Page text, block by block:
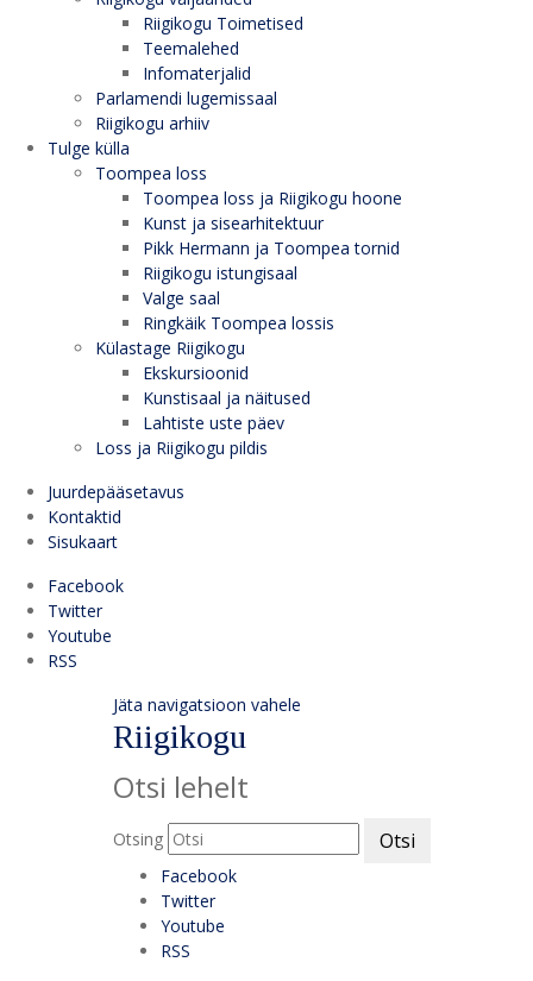
Riigikogu Toimetised
Teemalehed
Infomaterjalid
Parlamendi lugemissaal
Riigikogu arhiiv
Tulge külla
Toompea loss
Toompea loss ja Riigikogu hoone
Kunst ja sisearhitektuur
Pikk Hermann ja Toompea tornid
Riigikogu istungisaal
Valge saal
Ringkäik Toompea lossis
Külastage Riigikogu
Ekskursioonid
Kunstisaal ja näitused
Lahtiste uste päev
Loss ja Riigikogu pildis
Juurdepääsetavus
Kontaktid
Sisukaart
Facebook
Twitter
Youtube
RSS
Jäta navigatsioon vahele
Riigikogu
Otsi lehelt
Otsing Otsi
Facebook
Twitter
Youtube
RSS